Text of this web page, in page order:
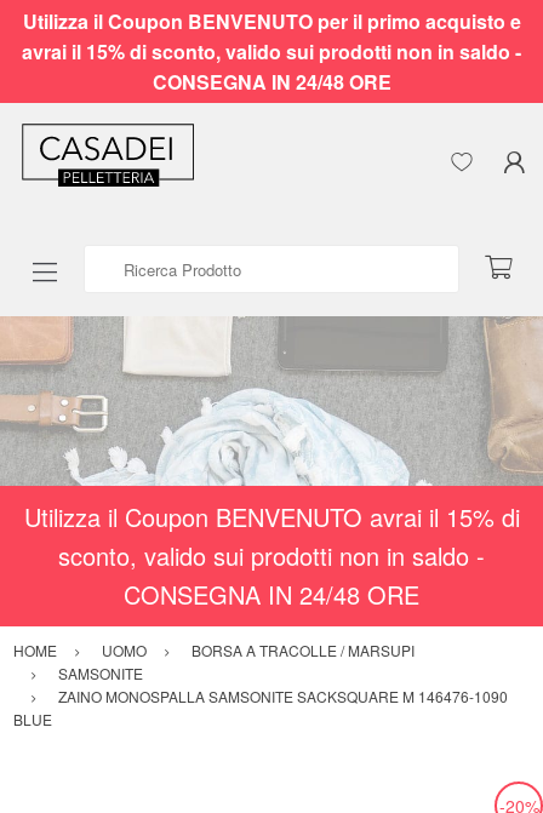
Utilizza il Coupon BENVENUTO per il primo acquisto e
avrai il 15% di sconto, valido sui prodotti non in saldo -
CONSEGNA IN 24/48 ORE
Utilizza il Coupon BENVENUTO avrai il 15% di
sconto, valido sui prodotti non in saldo -
CONSEGNA IN 24/48 ORE
HOME UOMO
BORSA A TRACOLLE / MARSUPI
SAMSONITE
ZAINO MONOSPALLA SAMSONITE SACKSQUARE M 146476-1090
BLUE
-20%